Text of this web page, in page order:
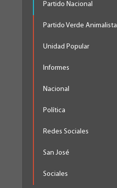
Partido Nacional
Partido Verde Animalista
Unidad Popular
Informes
Nacional
Política
Redes Sociales
San José
Sociales